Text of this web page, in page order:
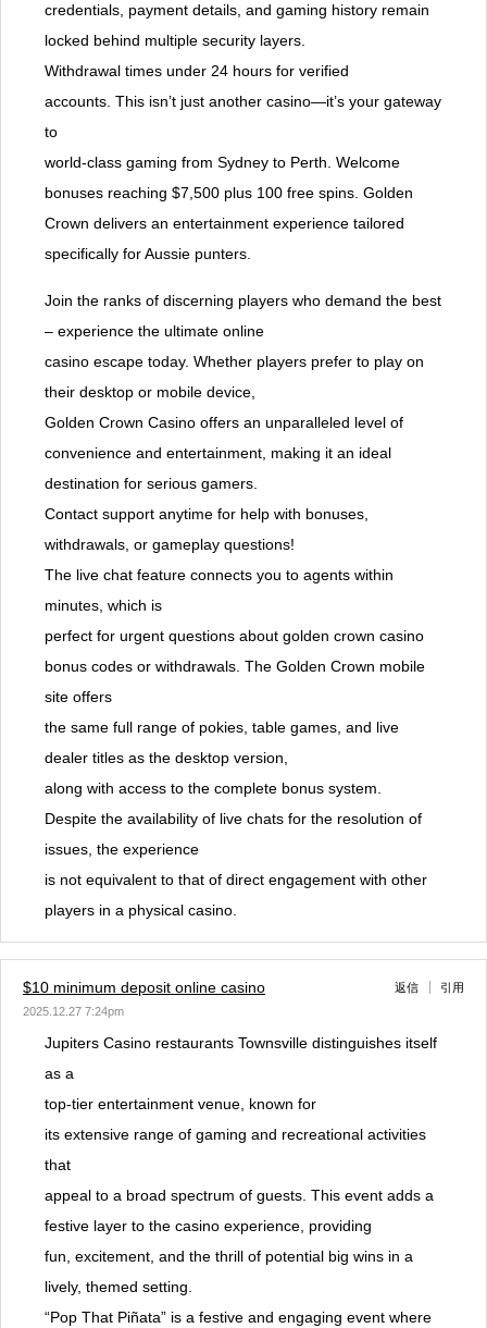
credentials, payment details, and gaming history remain
locked behind multiple security layers.
Withdrawal times under 24 hours for verified
accounts. This isn’t just another casino—it’s your gateway
to
world-class gaming from Sydney to Perth. Welcome
bonuses reaching $7,500 plus 100 free spins. Golden
Crown delivers an entertainment experience tailored
specifically for Aussie punters.
Join the ranks of discerning players who demand the best
– experience the ultimate online
casino escape today. Whether players prefer to play on
their desktop or mobile device,
Golden Crown Casino offers an unparalleled level of
convenience and entertainment, making it an ideal
destination for serious gamers.
Contact support anytime for help with bonuses,
withdrawals, or gameplay questions!
The live chat feature connects you to agents within
minutes, which is
perfect for urgent questions about golden crown casino
bonus codes or withdrawals. The Golden Crown mobile
site offers
the same full range of pokies, table games, and live
dealer titles as the desktop version,
along with access to the complete bonus system.
Despite the availability of live chats for the resolution of
issues, the experience
is not equivalent to that of direct engagement with other
players in a physical casino.
$10 minimum deposit online casino
2025.12.27 7:24pm
返信 引用
Jupiters Casino restaurants Townsville distinguishes itself
as a
top-tier entertainment venue, known for
its extensive range of gaming and recreational activities
that
appeal to a broad spectrum of guests. This event adds a
festive layer to the casino experience, providing
fun, excitement, and the thrill of potential big wins in a
lively, themed setting.
“Pop That Piñata” is a festive and engaging event where